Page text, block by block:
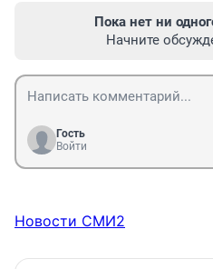
Пока нет ни
Начните
Гость
Войти
Новости СМИ2